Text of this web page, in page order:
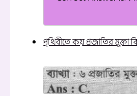
পৃথিবীতে কয় প্রজাতির মুক্তা